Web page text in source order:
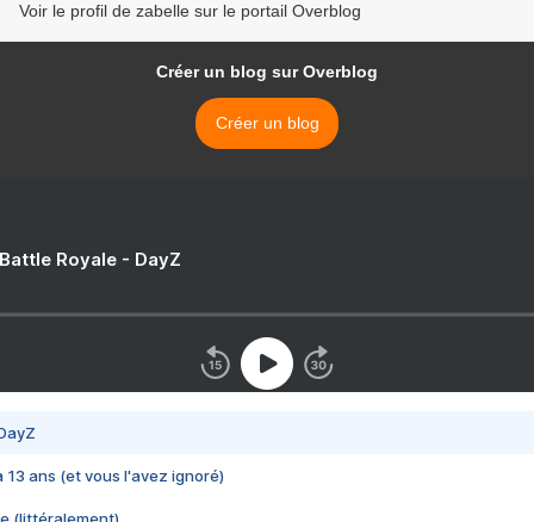
Voir le profil de zabelle sur le portail Overblog
Créer un blog sur Overblog
Créer un blog
Royale - DayZ
13 ans (et vous l'avez ignoré)